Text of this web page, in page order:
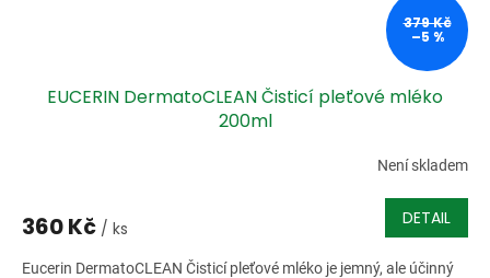
379 Kč
–5 %
EUCERIN DermatoCLEAN Čisticí pleťové mléko
200ml
Není skladem
360 Kč / ks DETAIL
Eucerin DermatoCLEAN Čisticí pleťové mléko je jemný, ale účinný